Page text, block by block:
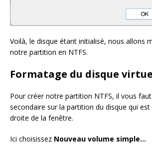
Voilà, le disque étant initialisé, nous allons
notre partition en NTFS.
Formatage du disque
Pour créer notre partition NTFS, il vous
secondaire sur la partition du disque qui
droite de la fenêtre.
Ici choisissez Nouveau volume simple…